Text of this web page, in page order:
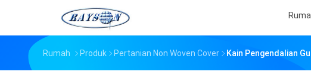
Rumah Produk Pertanian Non Woven Cover Kain Pengendalian